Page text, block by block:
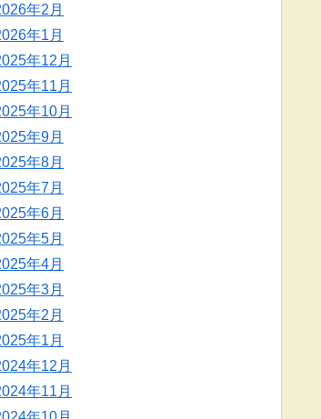
年2月
年1月
年12月
年11月
年10月
年9月
年8月
年7月
年6月
年5月
年4月
年3月
年2月
年1月
年12月
年11月